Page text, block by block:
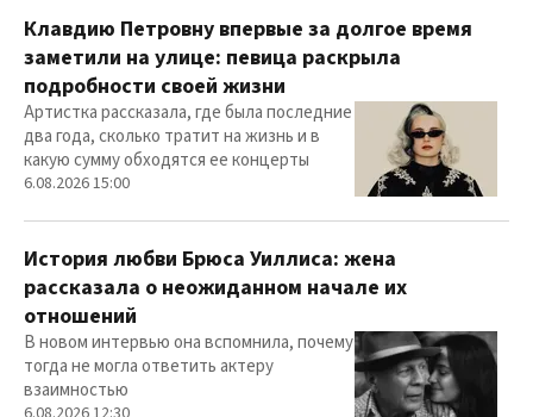
Клавдию Петровну впервые за долгое время
заметили на улице: певица раскрыла
подробности своей жизни
Артистка рассказала, где была последние
два года, сколько тратит на жизнь и в
какую сумму обходятся ее концерты
6.08.2026 15:00
История любви Брюса Уиллиса: жена
рассказала о неожиданном начале их
отношений
В новом интервью она вспомнила, почему
тогда не могла ответить актеру
взаимностью